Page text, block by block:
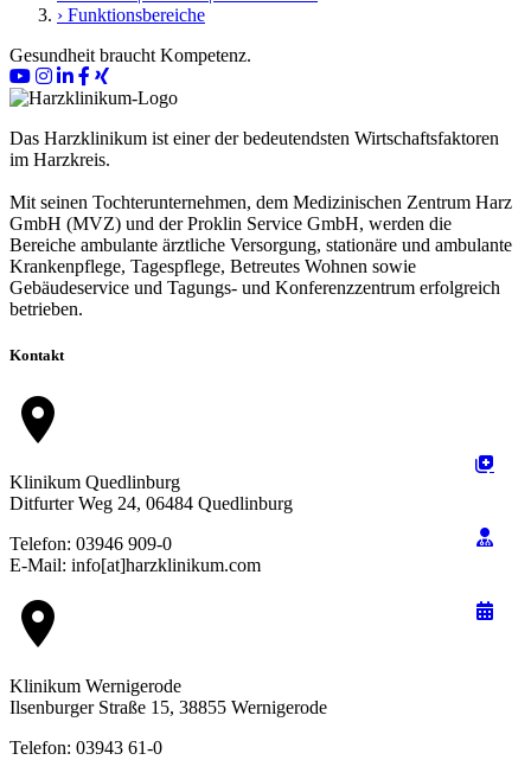
› Funktionsbereiche
Gesundheit braucht Kompetenz.
Das Harzklinikum ist einer der bedeutendsten Wirtschaftsfaktoren
im Harzkreis.
Mit seinen Tochterunternehmen, dem Medizinischen Zentrum Harz
GmbH (MVZ) und der Proklin Service GmbH, werden die
Bereiche ambulante ärztliche Versorgung, stationäre und ambulante
Krankenpflege, Tagespflege, Betreutes Wohnen sowie
Gebäudeservice und Tagungs- und Konferenzzentrum erfolgreich
betrieben.
Kontakt
location_on
Klinikum Quedlinburg
Ditfurter Weg 24, 06484 Quedlinburg
Telefon: 03946 909-0
E-Mail: info[at]harzklinikum.com
location_on
Klinikum Wernigerode
Ilsenburger Straße 15, 38855 Wernigerode
Telefon: 03943 61-0